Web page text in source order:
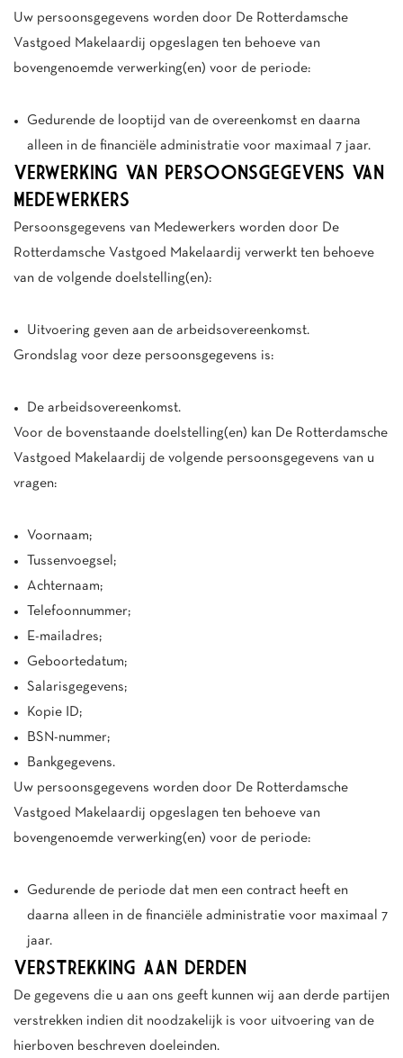
Uw persoonsgegevens worden door De Rotterdamsche
Vastgoed Makelaardij opgeslagen ten behoeve van
bovengenoemde verwerking(en) voor de periode:
Gedurende de looptijd van de overeenkomst en daarna
alleen in de financiële administratie voor maximaal 7 jaar.
VERWERKING VAN PERSOONSGEGEVENS VAN
MEDEWERKERS
Persoonsgegevens van Medewerkers worden door De
Rotterdamsche Vastgoed Makelaardij verwerkt ten behoeve
van de volgende doelstelling(en):
Uitvoering geven aan de arbeidsovereenkomst.
Grondslag voor deze persoonsgegevens is:
De arbeidsovereenkomst.
Voor de bovenstaande doelstelling(en) kan De Rotterdamsche
Vastgoed Makelaardij de volgende persoonsgegevens van u
vragen:
Voornaam;
Tussenvoegsel;
Achternaam;
Telefoonnummer;
E-mailadres;
Geboortedatum;
Salarisgegevens;
Kopie ID;
BSN-nummer;
Bankgegevens.
Uw persoonsgegevens worden door De Rotterdamsche
Vastgoed Makelaardij opgeslagen ten behoeve van
bovengenoemde verwerking(en) voor de periode:
Gedurende de periode dat men een contract heeft en
daarna alleen in de financiële administratie voor maximaal 7
jaar.
VERSTREKKING AAN DERDEN
De gegevens die u aan ons geeft kunnen wij aan derde partijen
verstrekken indien dit noodzakelijk is voor uitvoering van de
hierboven beschreven doeleinden.